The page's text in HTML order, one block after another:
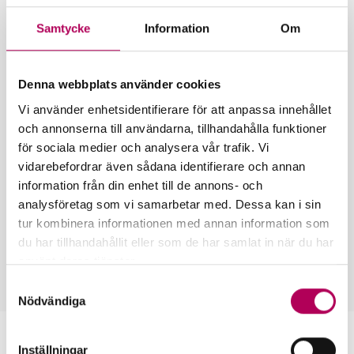
Samtycke Information Om
Denna webbplats använder cookies
Vi använder enhetsidentifierare för att anpassa innehållet
och annonserna till användarna, tillhandahålla funktioner
för sociala medier och analysera vår trafik. Vi
vidarebefordrar även sådana identifierare och annan
information från din enhet till de annons- och
analysföretag som vi samarbetar med. Dessa kan i sin
tur kombinera informationen med annan information som
du har tillhandahållit eller som de har samlat in när du har
använt deras tjänster.
personuppgifter.
Nödvändiga
Inställningar
Klimatkompenserar EKN
personalens flygresor i tjänsten?
Vad är sekretess på EKN?
Försäkrar EKN export till länder
med diktaturregimer?
Kontrollerar EKN risk för
kränkning av mänskliga rättigheter
vid försvarsmaterielexport?
Försäkrar EKN export till fattiga,
skuldsatta länder?